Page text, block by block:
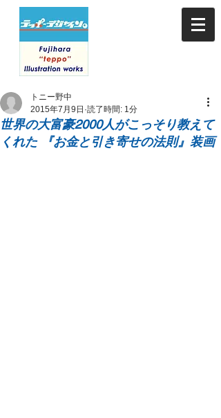
世界の大富豪2000人がこっそり教えて
くれた 『お金と引き寄せの法則』装画
トニー野中
2015年7月9日 読了時間: 1分